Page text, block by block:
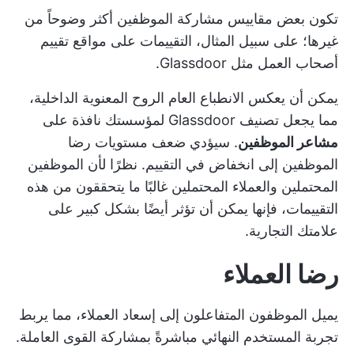
تكون بعض مقاييس مشاركة الموظفين أكثر وضوحاً من
غيرها؛ على سبيل المثال، التقييمات على مواقع تقييم
أصحاب العمل مثل Glassdoor.
يمكن أن يعكس الانطباع العام الروح المعنوية الداخلية،
مما يجعل تصنيف Glassdoor لمؤسستك نافذة على
مشاعر الموظفين. سيؤدي ضعف مستويات رضا
الموظفين إلى انخفاض في التقييم. نظرًا لأن الموظفين
المحتملين والعملاء المحتملين غالبًا ما يتحققون من هذه
التقييمات، فإنها يمكن أن تؤثر أيضًا بشكل كبير على
علامتك التجارية.
رضا العملاء
يميل الموظفون المتفاعلون إلى إسعاد العملاء، مما يربط
تجربة المستخدم النهائي مباشرةً بمشاركة القوى العاملة.